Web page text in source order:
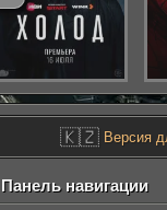
🇰🇿Версия
Панель навигации